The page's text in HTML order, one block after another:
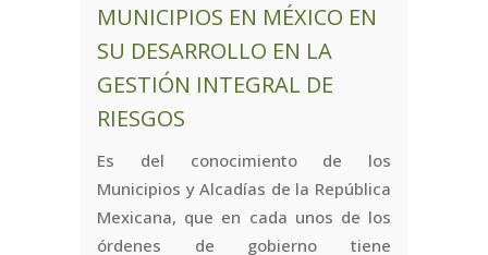
MUNICIPIOS EN MÉXICO EN
SU DESARROLLO EN LA
GESTIÓN INTEGRAL DE
RIESGOS
Es del conocimiento de los
Municipios y Alcadías de la República
Mexicana, que en cada unos de los
órdenes de gobierno tiene